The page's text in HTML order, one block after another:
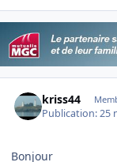
kriss44
Publication:25
Bonjour